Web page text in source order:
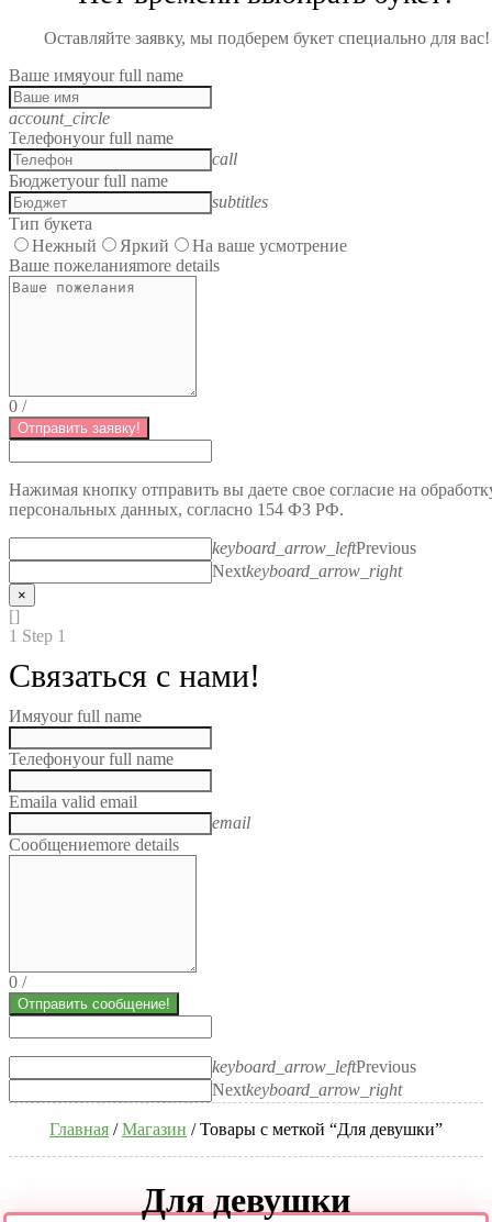
Оставляйте заявку, мы подберем букет специально для вас!
Ваше имяyour full name
account_circle
Телефонyour full name
call
Бюджетyour full name
subtitles
Тип букета
Нежный
Яркий
На ваше усмотрение
Ваше пожеланияmore details
0 /
Отправить заявку!
Нажимая кнопку отправить вы даете свое согласие на
персональных данных, согласно 154 ФЗ РФ.
keyboard_arrow_leftPrevious
Nextkeyboard_arrow_right
×
[]
1 Step 1
Связаться с нами!
Имяyour full name
Телефонyour full name
Emaila valid email
email
Сообщениеmore details
0 /
Отправить сообщение!
keyboard_arrow_leftPrevious
Nextkeyboard_arrow_right
Главная /Магазин / Товары с меткой “Для девушки”
Для девушки